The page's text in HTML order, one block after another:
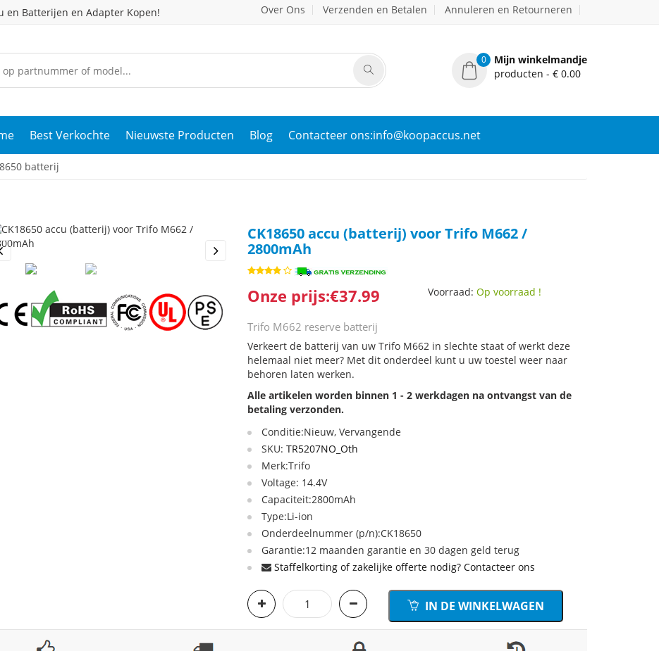
en Batterijen en Adapter Kopen! Over Ons Verzenden en Betalen Annuleren en Retourneren
0
Mijn winkelmandje
producten - € 0.00
Best Verkochte Nieuwste Producten Blog Contacteer ons:info@koopaccus.net
batterij
CK18650 accu (batterij) voor Trifo M662 /
2800mAh
Onze prijs:€37.99 Voorraad:Op voorraad !
Trifo M662 reserve batterij
Verkeert de batterij van uw Trifo M662 in slechte staat of werkt deze
helemaal niet meer? Met dit onderdeel kunt u uw toestel weer naar
behoren laten werken.
Alle artikelen worden binnen 1 - 2 werkdagen na ontvangst van de
betaling verzonden.
Conditie:Nieuw, Vervangende
SKU:TR5207NO_Oth
Merk:Trifo
Voltage: 14.4V
Capaciteit:2800mAh
Type:Li-ion
Onderdeelnummer (p/n):CK18650
Garantie:12 maanden garantie en 30 dagen geld terug
Staffelkorting of zakelijke offerte nodig? Contacteer ons
IN DE WINKELWAGEN